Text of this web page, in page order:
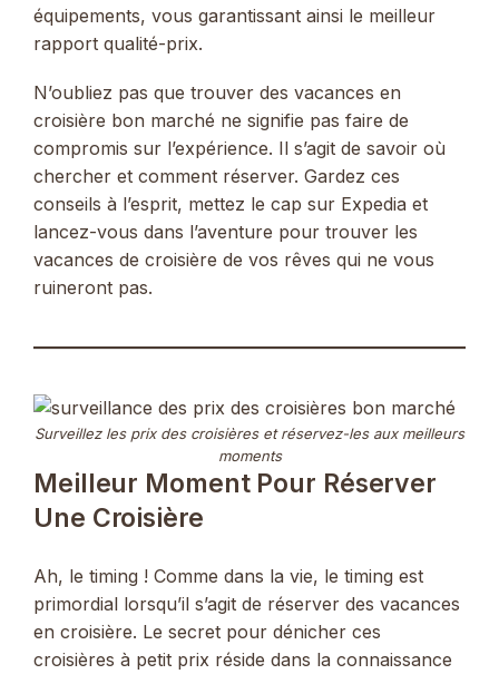
équipements, vous garantissant ainsi le meilleur
rapport qualité-prix.
N’oubliez pas que trouver des vacances en
croisière bon marché ne signifie pas faire de
compromis sur l’expérience. Il s’agit de savoir où
chercher et comment réserver. Gardez ces
conseils à l’esprit, mettez le cap sur Expedia et
lancez-vous dans l’aventure pour trouver les
vacances de croisière de vos rêves qui ne vous
ruineront pas.
Surveillez les prix des croisières et réservez-les aux meilleurs
moments
Meilleur Moment Pour Réserver
Une Croisière
Ah, le timing ! Comme dans la vie, le timing est
primordial lorsqu’il s’agit de réserver des vacances
en croisière. Le secret pour dénicher ces
croisières à petit prix réside dans la connaissance